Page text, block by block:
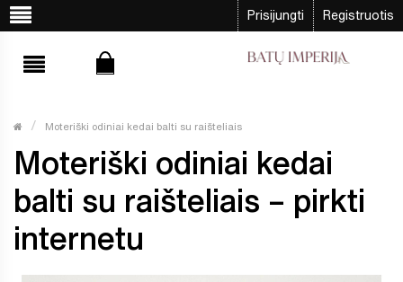
Prisijungti Registruotis
Moteriški odiniai kedai balti su raišteliais
Moteriški odiniai kedai
balti su raišteliais – pirkti
internetu